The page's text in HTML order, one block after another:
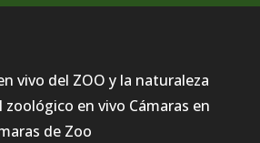
vivo del ZOO y la naturaleza
zoológico en vivo Cámaras en
de Zoo